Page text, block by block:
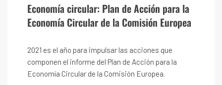
Economía circular: Plan de Acción para la
Economía Circular de la Comisión Europea
2021 es el año para impulsar las acciones que
componen el informe del Plan de Acción para la
Economía Circular de la Comisión Europea.